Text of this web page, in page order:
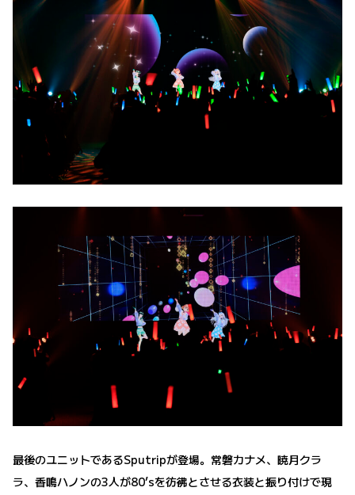
最後のユニットであるSputripが登場。常磐カナメ、暁月クラ
ラ、香鳴ハノンの3人が80’sを彷彿とさせる衣装と振り付けで現